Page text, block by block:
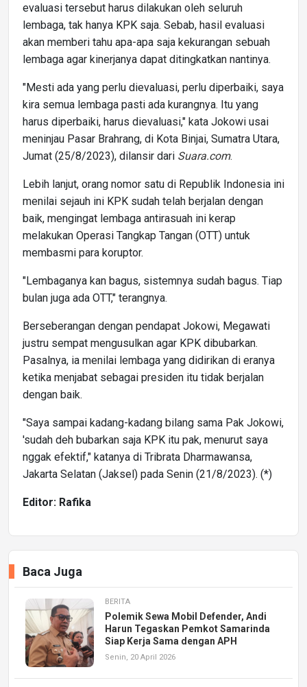
evaluasi tersebut harus dilakukan oleh seluruh
lembaga, tak hanya KPK saja. Sebab, hasil evaluasi
akan memberi tahu apa-apa saja kekurangan sebuah
lembaga agar kinerjanya dapat ditingkatkan nantinya.
"Mesti ada yang perlu dievaluasi, perlu diperbaiki, saya
kira semua lembaga pasti ada kurangnya. Itu yang
harus diperbaiki, harus dievaluasi," kata Jokowi usai
meninjau Pasar Brahrang, di Kota Binjai, Sumatra Utara,
Jumat (25/8/2023), dilansir dari Suara.com.
Lebih lanjut, orang nomor satu di Republik Indonesia ini
menilai sejauh ini KPK sudah telah berjalan dengan
baik, mengingat lembaga antirasuah ini kerap
melakukan Operasi Tangkap Tangan (OTT) untuk
membasmi para koruptor.
"Lembaganya kan bagus, sistemnya sudah bagus. Tiap
bulan juga ada OTT," terangnya.
Berseberangan dengan pendapat Jokowi, Megawati
justru sempat mengusulkan agar KPK dibubarkan.
Pasalnya, ia menilai lembaga yang didirikan di eranya
ketika menjabat sebagai presiden itu tidak berjalan
dengan baik.
"Saya sampai kadang-kadang bilang sama Pak Jokowi,
'sudah deh bubarkan saja KPK itu pak, menurut saya
nggak efektif," katanya di Tribrata Dharmawansa,
Jakarta Selatan (Jaksel) pada Senin (21/8/2023). (*)
Editor: Rafika
Baca Juga
BERITA
Polemik Sewa Mobil Defender, Andi
Harun Tegaskan Pemkot Samarinda
Siap Kerja Sama dengan APH
Senin, 20 April 2026